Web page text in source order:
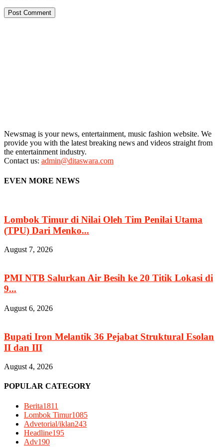
Newsmag is your news, entertainment, music fashion website. We
provide you with the latest breaking news and videos straight from
the entertainment industry.
Contact us: admin@ditaswara.com
EVEN MORE NEWS
Lombok Timur di Nilai Oleh Tim Penilai Utama
(TPU) Dari Menko...
August 7, 2026
PMI NTB Salurkan Air Besih ke 20 Titik Lokasi di
9...
August 6, 2026
Bupati Iron Melantik 36 Pejabat Struktural Esolan
II dan III
August 4, 2026
POPULAR CATEGORY
Berita1811
Lombok Timur1085
Advetorial/iklan243
Headline195
Adv190